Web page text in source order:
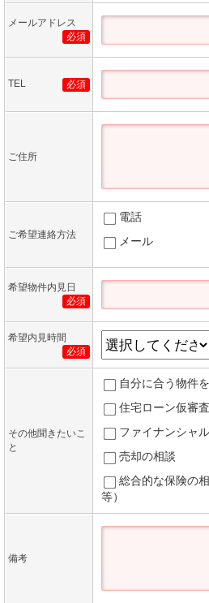
メールアドレス
必須
TEL 必須
ご住所
ご希望連絡方法
電話
メール
希望物件内見日
必須
希望内見時間
必須
その他聞きたいこ
と
自分に合う物件
住宅ローン仮審
ファイナンシャ
売却の相談
総合的な保険の
等）
備考